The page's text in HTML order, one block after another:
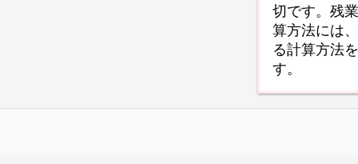
切です。残
算方法には
る計算方法
す。